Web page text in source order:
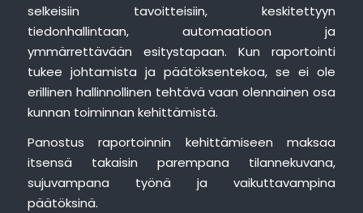
selkeisiin tavoitteisiin, keskitettyyn
tiedonhallintaan, automaatioon ja
ymmärrettävään esitystapaan. Kun raportointi
tukee johtamista ja päätöksentekoa, se ei ole
erillinen hallinnollinen tehtävä vaan olennainen osa
kunnan toiminnan kehittämistä.
Panostus raportoinnin kehittämiseen maksaa
itsensä takaisin parempana tilannekuvana,
sujuvampana työnä ja vaikuttavampina
päätöksinä.